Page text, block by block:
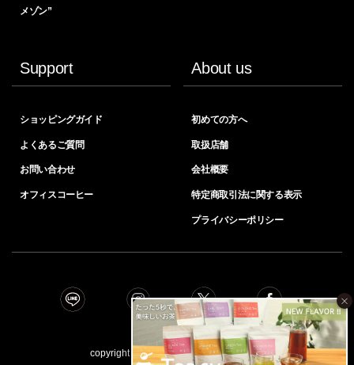
×
メゾン”
Support
ショッピングガイド
よくあるご質問
お問い合わせ
オフィスコーヒー
About us
初めての方へ
取扱店舗
会社概要
特定商取引法に関する表示
プライバシーポリシー
copyright © INIC coﬀee all right reserved